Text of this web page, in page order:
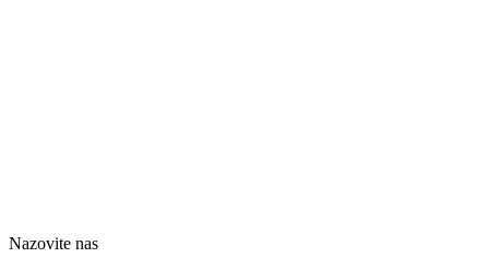
Nazovite nas